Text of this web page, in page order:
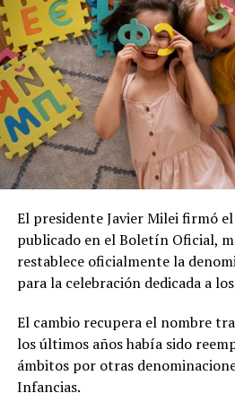
El presidente Javier Milei firmó
publicado en el Boletín Oficial,
restablece oficialmente la
para la celebración dedicada a
El cambio recupera el nombre
los últimos años había sido
ámbitos por otras
Infancias.